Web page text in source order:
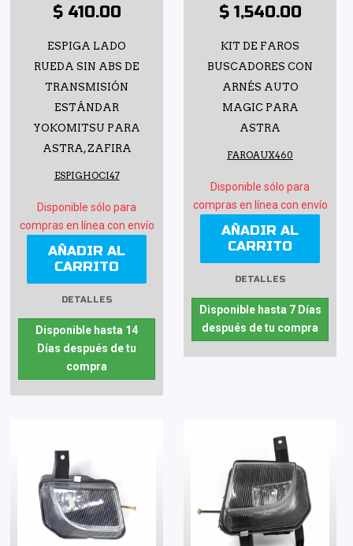
$ 410.00
ESPIGA LADO
RUEDA SIN ABS DE
TRANSMISIÓN
ESTÁNDAR
YOKOMITSU PARA
ASTRA, ZAFIRA
ESPIGHOCI47
Disponible sólo para
compras en línea con envío
AÑADIR AL
CARRITO
DETALLES
Disponible hasta 14
Días después de tu
compra
$ 1,540.00
KIT DE FAROS
BUSCADORES CON
ARNÉS AUTO
MAGIC PARA
ASTRA
FAROAUX460
Disponible sólo para
compras en línea con envío
AÑADIR AL
CARRITO
DETALLES
Disponible hasta 7 Días
después de tu compra